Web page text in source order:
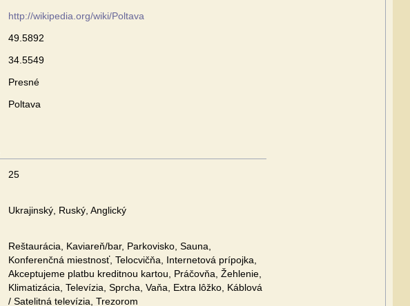
http://wikipedia.org/wiki/Poltava
49.5892
34.5549
Presné
Poltava
25
Ukrajinský, Ruský, Anglický
Reštaurácia, Kaviareň/bar, Parkovisko, Sauna,
Konferenčná miestnosť, Telocvičňa, Internetová prípojka,
Akceptujeme platbu kreditnou kartou, Práčovňa, Žehlenie,
Klimatizácia, Televízia, Sprcha, Vaňa, Extra lôžko, Káblová
/ Satelitná televízia, Trezorom